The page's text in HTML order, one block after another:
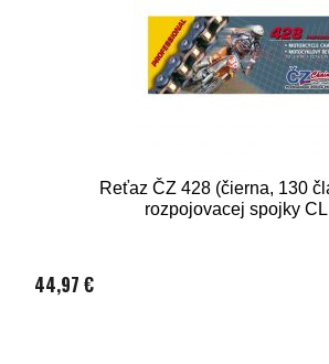
Reťaz ČZ 428 (čierna, 130
rozpojovacej spojky
44,97 €